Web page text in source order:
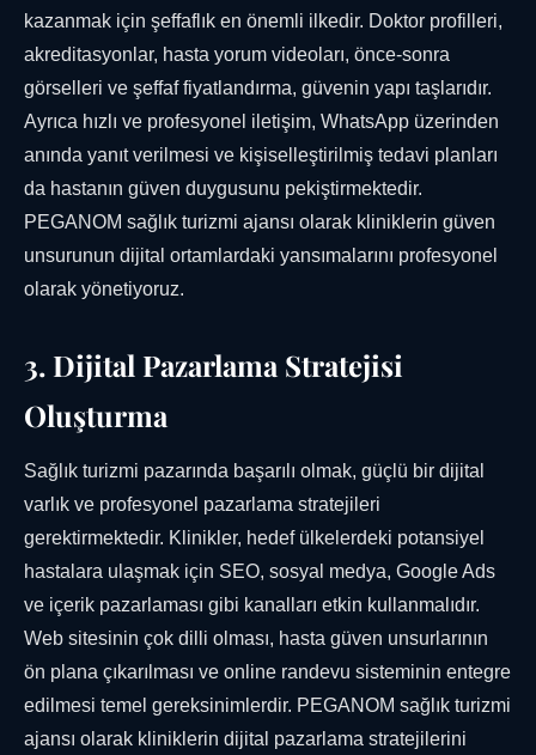
kazanmak için şeffaflık en önemli ilkedir. Doktor profilleri,
akreditasyonlar, hasta yorum videoları, önce-sonra
görselleri ve şeffaf fiyatlandırma, güvenin yapı taşlarıdır.
Ayrıca hızlı ve profesyonel iletişim, WhatsApp üzerinden
anında yanıt verilmesi ve kişiselleştirilmiş tedavi planları
da hastanın güven duygusunu pekiştirmektedir.
PEGANOM sağlık turizmi ajansı olarak kliniklerin güven
unsurunun dijital ortamlardaki yansımalarını profesyonel
olarak yönetiyoruz.
3. Dijital Pazarlama Stratejisi
Oluşturma
Sağlık turizmi pazarında başarılı olmak, güçlü bir dijital
varlık ve profesyonel pazarlama stratejileri
gerektirmektedir. Klinikler, hedef ülkelerdeki potansiyel
hastalara ulaşmak için SEO, sosyal medya, Google Ads
ve içerik pazarlaması gibi kanalları etkin kullanmalıdır.
Web sitesinin çok dilli olması, hasta güven unsurlarının
ön plana çıkarılması ve online randevu sisteminin entegre
edilmesi temel gereksinimlerdir. PEGANOM sağlık turizmi
ajansı olarak kliniklerin dijital pazarlama stratejilerini